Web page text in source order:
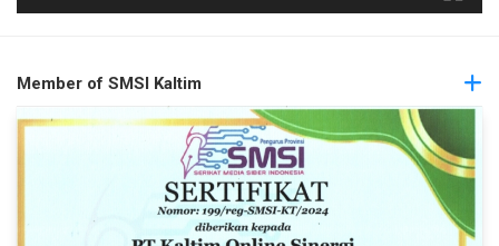
Member of SMSI Kaltim